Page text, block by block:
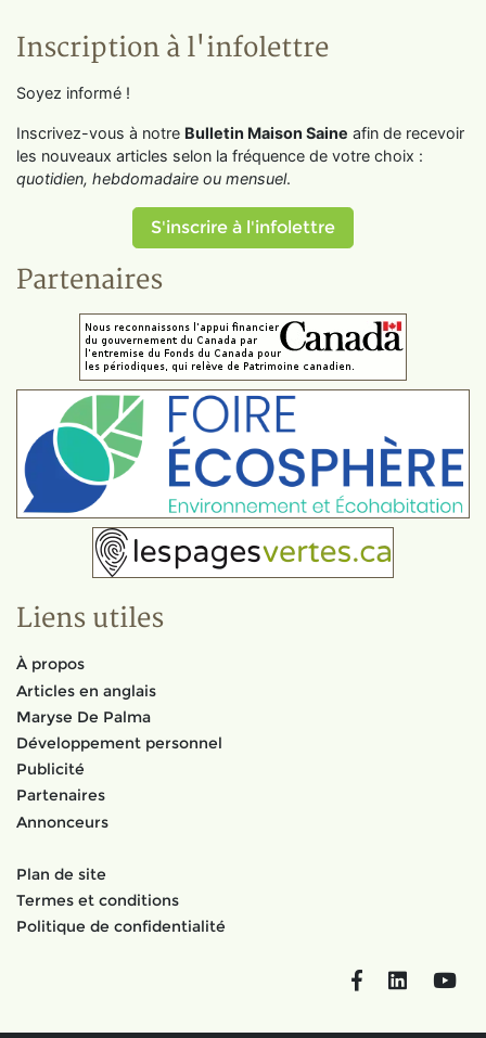
Inscription à l'infolettre
Soyez informé !
Inscrivez-vous à notre Bulletin Maison Saine afin de recevoir
les nouveaux articles selon la fréquence de votre choix :
quotidien, hebdomadaire ou mensuel.
S'inscrire à l'infolettre
Partenaires
Liens utiles
À propos
Articles en anglais
Maryse De Palma
Développement personnel
Publicité
Partenaires
Annonceurs
Plan de site
Termes et conditions
Politique de confidentialité
FacebookLinkedIn